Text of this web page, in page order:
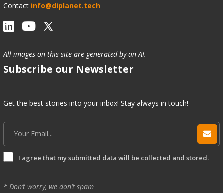
Contact info@diplanet.tech
All images on this site are generated by an AI.
Subscribe our Newsletter
Get the best stories into your inbox! Stay always in touch!
I agree that my submitted data will be collected and stored.
* Don’t worry, we don’t spam